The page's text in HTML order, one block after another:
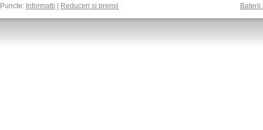
Puncte: Informatii Reduceri si premii